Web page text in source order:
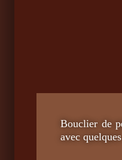
Bouclier de
avec